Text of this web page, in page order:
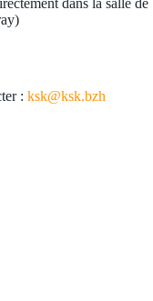
dans la salle de
: ksk@ksk.bzh